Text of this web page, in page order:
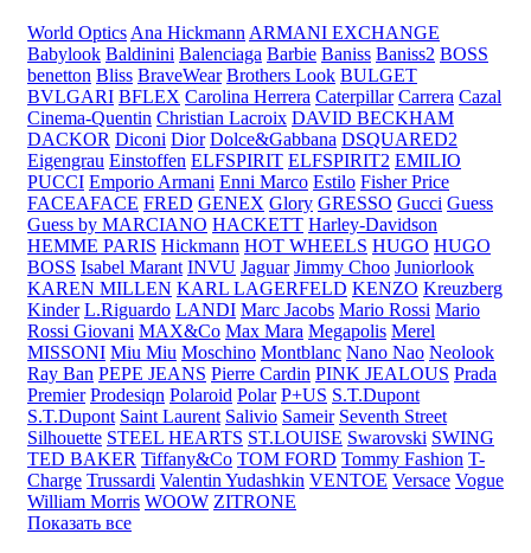
World Optics Ana Hickmann ARMANI EXCHANGE
Babylook Baldinini Balenciaga Barbie Baniss Baniss2 BOSS
benetton Bliss BraveWear Brothers Look BULGET
BVLGARI BFLEX Carolina Herrera Caterpillar Carrera Cazal
Cinema-Quentin Christian Lacroix DAVID BECKHAM
DACKOR Diconi Dior Dolce&Gabbana DSQUARED2
Eigengrau Einstoffen ELFSPIRIT ELFSPIRIT2 EMILIO
PUCCI Emporio Armani Enni Marco Estilo Fisher Price
FACEAFACE FRED GENEX Glory GRESSO Gucci Guess
Guess by MARCIANO HACKETT Harley-Davidson
HEMME PARIS Hickmann HOT WHEELS HUGO HUGO
BOSS Isabel Marant INVU Jaguar Jimmy Choo Juniorlook
KAREN MILLEN KARL LAGERFELD KENZO Kreuzberg
Kinder L.Riguardo LANDI Marc Jacobs Mario Rossi Mario
Rossi Giovani MAX&Co Max Mara Megapolis Merel
MISSONI Miu Miu Moschino Montblanc Nano Nao Neolook
Ray Ban PEPE JEANS Pierre Cardin PINK JEALOUS Prada
Premier Prodesiqn Polaroid Polar P+US S.T.Dupont
S.T.Dupont Saint Laurent Salivio Sameir Seventh Street
Silhouette STEEL HEARTS ST.LOUISE Swarovski SWING
TED BAKER Tiffany&Co TOM FORD Tommy Fashion T-
Charge Trussardi Valentin Yudashkin VENTOE Versace Vogue
William Morris WOOW ZITRONE
Показать все